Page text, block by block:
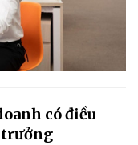
có điều
trưởng